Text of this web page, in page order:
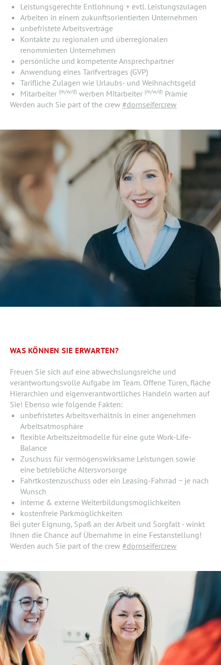
Leistungsgerechte Entlohnung + evtl. Leistungszulagen
Arbeiten in einem zukunftsorientierten Unternehmen
unbefristete Arbeitsverträge
Kontakte zu regionalen und überregionalen
renommierten Unternehmen
persönliche und kompetente Ansprechpartner
Anwendung eines Tarifvertrages (GVP)
Tarifliche Zulagen wie Urlaubs- und Weihnachtsgeld
Mitarbeiter (m/w/d)werben Mitarbeiter (m/w/d)Prämie
Werden auch Sie part of the crew #dornseifercrew
WAS KÖNNEN SIE ERWARTEN?
Freuen Sie sich auf eine abwechslungsreiche und
verantwortungsvolle Aufgabe im Team. Offene Türen, flache
Hierarchien und eigenverantwortliches Handeln warten auf
Sie! Ebenso wie folgende Fakten:
unbefristetes Arbeitsverhältnis in einer angenehmen
Arbeitsatmosphäre
flexible Arbeitszeitmodelle für eine gute Work-Life-
Balance
Zuschuss für vermögenswirksame Leistungen sowie
eine betriebliche Altersvorsorge
Fahrtkostenzuschuss oder ein Leasing-Fahrrad ~ je nach
Wunsch
interne & externe Weiterbildungsmöglichkeiten
kostenfreie Parkmöglichkeiten
Bei guter Eignung, Spaß an der Arbeit und Sorgfalt - winkt
Ihnen die Chance auf Übernahme in eine Festanstellung!
Werden auch Sie part of the crew #dornseifercrew